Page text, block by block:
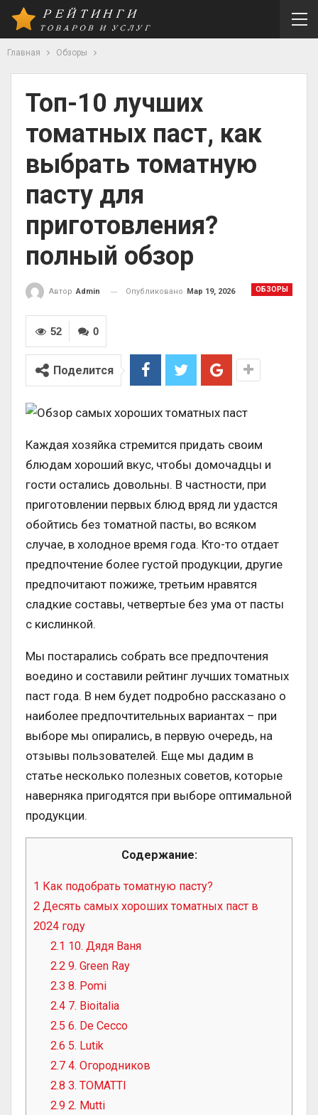
Главная Обзоры
Топ-10 лучших
томатных паст, как
выбрать томатную
пасту для
приготовления?
полный обзор
ОБЗОРЫ
Автор Admin Опубликовано Мар 19, 2026
0
52
Поделится
Каждая хозяйка стремится придать своим
блюдам хороший вкус, чтобы домочадцы и
гости остались довольны. В частности, при
приготовлении первых блюд вряд ли удастся
обойтись без томатной пасты, во всяком
случае, в холодное время года. Кто-то отдает
предпочтение более густой продукции, другие
предпочитают пожиже, третьим нравятся
сладкие составы, четвертые без ума от пасты
с кислинкой.
Мы постарались собрать все предпочтения
воедино и составили рейтинг лучших томатных
паст года. В нем будет подробно рассказано о
наиболее предпочтительных вариантах – при
выборе мы опирались, в первую очередь, на
отзывы пользователей. Еще мы дадим в
статье несколько полезных советов, которые
наверняка пригодятся при выборе оптимальной
продукции.
Содержание:
1 Как подобрать томатную пасту?
2 Десять самых хороших томатных паст в
2024 году
2.1 10. Дядя Ваня
2.2 9. Green Ray
2.3 8. Pomi
2.4 7. Bioitalia
2.5 6. De Cecco
2.6 5. Lutik
2.7 4. Огородников
2.8 3. TOMATTI
2.9 2. Mutti